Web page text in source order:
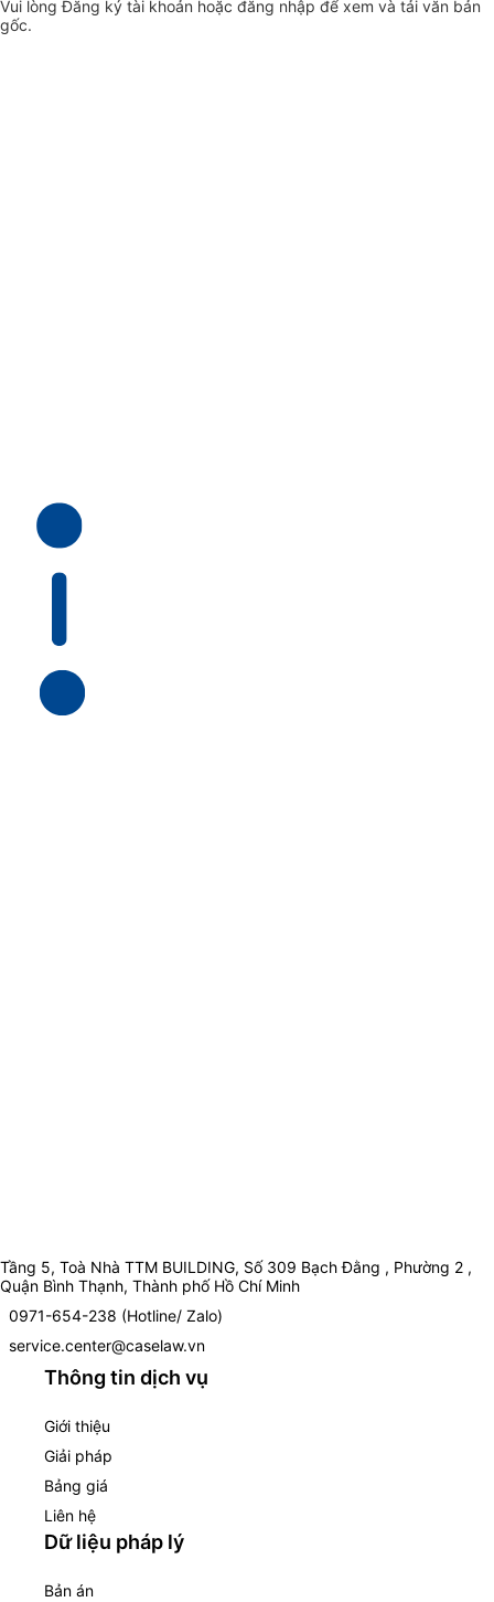
Vui lòngĐăng ký tài khoản hoặc đăng nhập để xem và tải văn bản
gốc.
Tầng 5, Toà Nhà TTM BUILDING, Số 309 Bạch Đằng , Phường 2 ,
Quận Bình Thạnh, Thành phố Hồ Chí Minh
0971-654-238 (Hotline/ Zalo)
service.center@caselaw.vn
Thông tin dịch vụ
Giới thiệu
Giải pháp
Bảng giá
Liên hệ
Dữ liệu pháp lý
Bản án